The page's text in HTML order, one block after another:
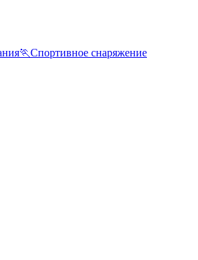
🏃Спортивное снаряжение